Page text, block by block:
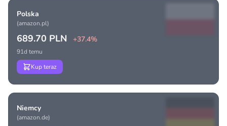
Polska
(amazon.pl)
689.70 PLN +37.4%
91d temu
Kup teraz
Niemcy
(amazon.de)